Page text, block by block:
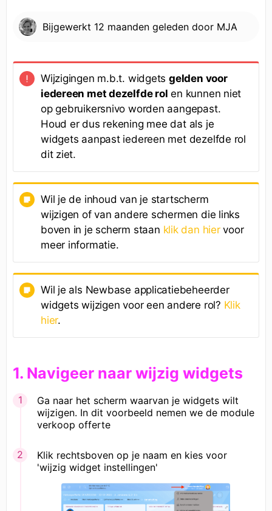
Bijgewerkt 12 maanden geleden door MJA
Wijzigingen m.b.t. widgetsgelden voor
iedereen met dezelfde rol en kunnen niet
op gebruikersnivo worden aangepast.
Houd er dus rekening mee dat als je
widgets aanpast iedereen met dezelfde rol
dit ziet.
Wil je de inhoud van je startscherm
wijzigen of van andere schermen die links
boven in je scherm staan klik dan hiervoor
meer informatie.
Wil je als Newbase applicatiebeheerder
widgets wijzigen voor een andere rol? Klik
hier.
1. Navigeer naar wijzig widgets
Ga naar het scherm waarvan je widgets wilt
wijzigen. In dit voorbeeld nemen we de module
verkoop offerte
Klik rechtsboven op je naam en kies voor
'wijzig widget instellingen'